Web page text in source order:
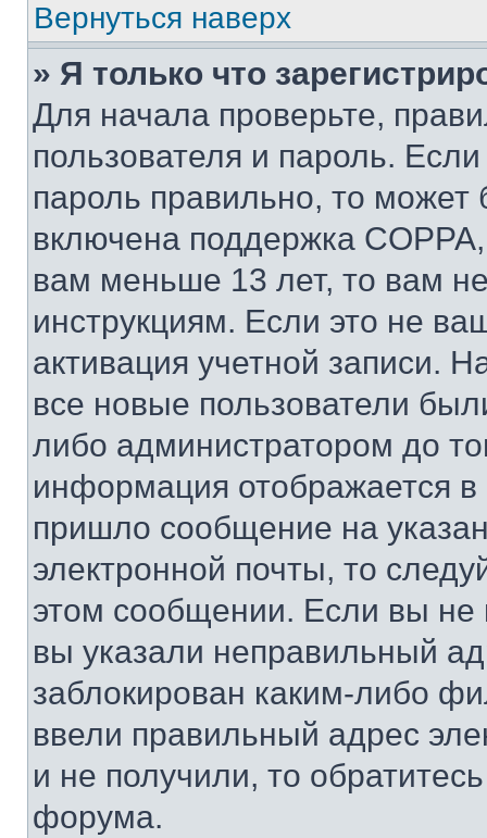
Вернуться наверх
» Я только что
Для начала проверьте,
пользователя и пароль.
пароль правильно, то может
включена поддержка
вам меньше 13 лет, то вам
инструкциям. Если это не
активация учетной записи.
все новые пользователи
либо администратором до
информация отображается
пришло сообщение на
электронной почты, то
этом сообщении. Если вы
вы указали неправильный
заблокирован каким-либо
ввели правильный адрес
и не получили, то
форума.